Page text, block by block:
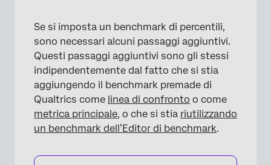
×
Se si imposta un benchmark di percentili,
sono necessari alcuni passaggi aggiuntivi.
Questi passaggi aggiuntivi sono gli stessi
indipendentemente dal fatto che si stia
aggiungendo il benchmark premade di
Qualtrics come linea di confronto o come
metrica principale, o che si stia riutilizzando
un benchmark dell’Editor di benchmark.